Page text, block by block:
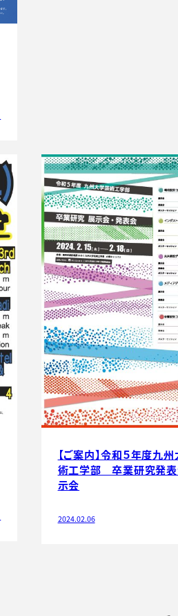
【ご案内】令和５年度九
術工学部 卒業研究発表
示会
2024.02.06